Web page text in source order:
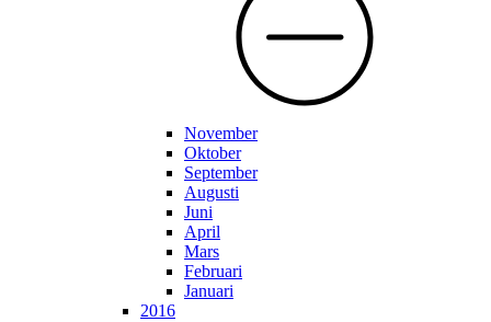
November
Oktober
September
Augusti
Juni
April
Mars
Februari
Januari
2016